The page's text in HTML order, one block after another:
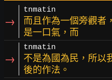
→
tnmatin
而且作為一個旁觀者
是一口氣，而
→
tnmatin
不是為國為民，所以
後的作法。